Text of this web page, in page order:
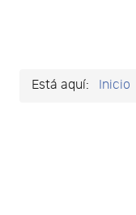
Está aquí: Inicio